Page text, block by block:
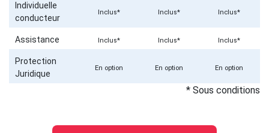
Individuelle
conducteur
Inclus* Inclus* Inclus*
Assistance Inclus* Inclus* Inclus*
Protection
Juridique
En option En option En option
* Sous conditions